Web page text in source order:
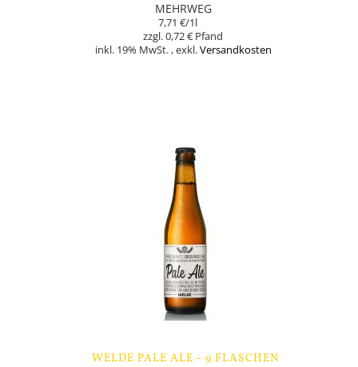
MEHRWEG
7,71 €/1l
0,72 €
inkl. 19% MwSt. ,exkl.Versandkosten
WELDE PALE ALE - 9 FLASCHEN